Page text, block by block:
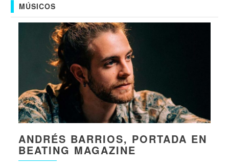
MÚSICOS
ANDRÉS BARRIOS, PORTADA EN
BEATING MAGAZINE